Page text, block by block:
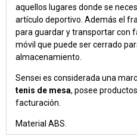
aquellos lugares donde se
artículo deportivo. Además el
para guardar y transportar con
móvil que puede ser cerrado
almacenamiento.
Sensei es considerada una
tenis de mesa, posee
facturación.
Material ABS.